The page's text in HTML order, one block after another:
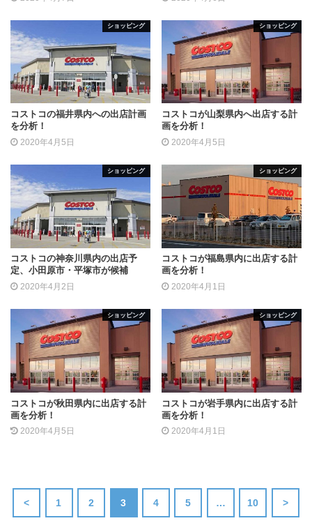
ショッピング
コストコの福井県内への出店計画
を分析！
2020年4月5日
ショッピング
コストコが山梨県内へ出店する計
画を分析！
2020年4月5日
ショッピング
コストコの神奈川県内の出店予
定、小田原市・平塚市が候補
2020年4月2日
ショッピング
コストコが福島県内に出店する計
画を分析！
2020年4月1日
ショッピング
コストコが秋田県内に出店する計
画を分析！
2020年4月5日
ショッピング
コストコが岩手県内に出店する計
画を分析！
2020年4月1日
< 1 2 3 4 5 … 10 >